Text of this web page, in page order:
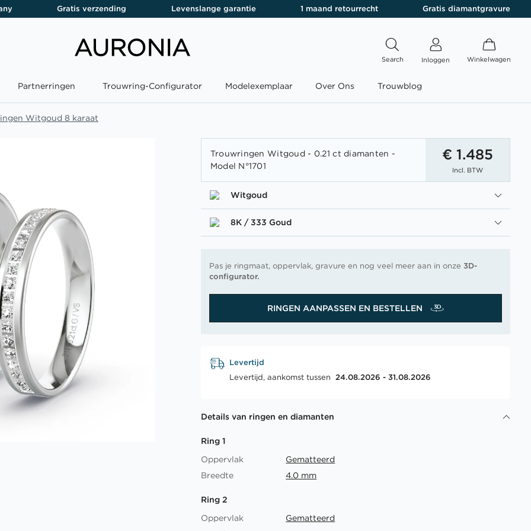
Gratis verzending Levenslange garantie 1 maand retourrecht Gratis diamantgravure
Search Inloggen Winkelwagen
Partnerringen Trouwring-Configurator Modelexemplaar Over Ons Trouwblog
Witgoud 8 karaat
Trouwringen Witgoud - 0.21 ct diamanten -
Model N°1701
€ 1.485
Incl. BTW
Witgoud
8K / 333 Goud
Pas je ringmaat, oppervlak, gravure en nog veel meer aan in onze3D-
configurator.
RINGEN AANPASSEN EN BESTELLEN
Levertijd
Levertijd, aankomst tussen 24.08.2026 - 31.08.2026
Details van ringen en diamanten
Ring 1
Oppervlak
Gematteerd
Breedte
4.0 mm
Ring 2
Oppervlak
Gematteerd